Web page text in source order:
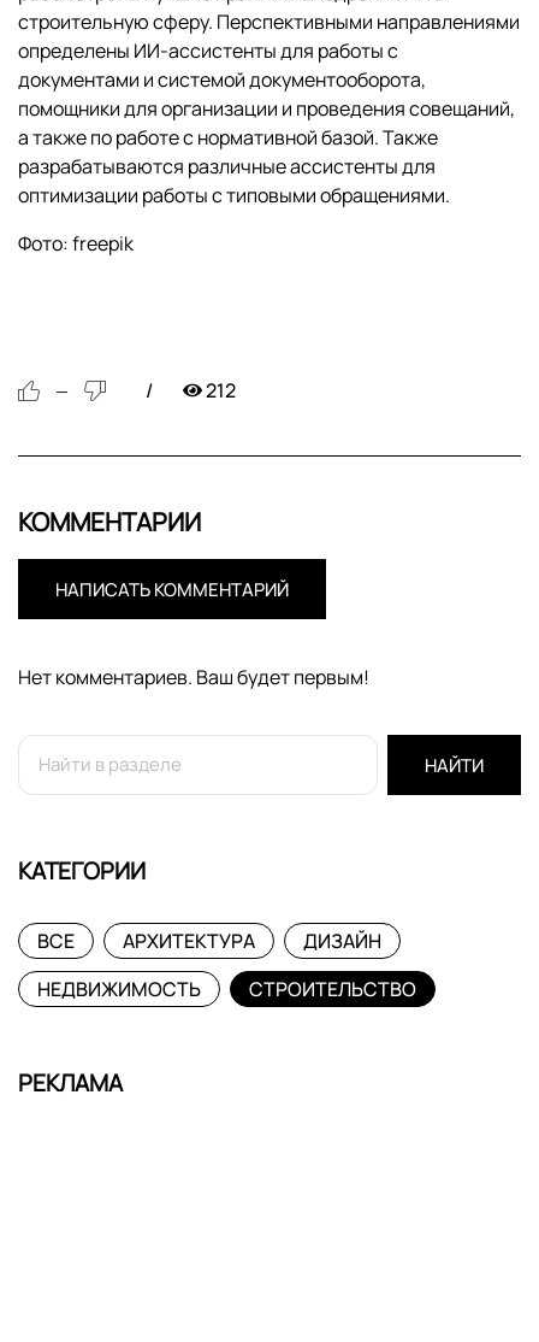
строительную сферу. Перспективными направлениями
определены ИИ-ассистенты для работы с
документами и системой документооборота,
помощники для организации и проведения совещаний,
а также по работе с нормативной базой. Также
разрабатываются различные ассистенты для
оптимизации работы с типовыми обращениями.
Фото: freepik
— 212
КОММЕНТАРИИ
НАПИСАТЬ КОММЕНТАРИЙ
Нет комментариев. Ваш будет первым!
НАЙТИ
КАТЕГОРИИ
ВСЕ АРХИТЕКТУРА
ДИЗАЙН
НЕДВИЖИМОСТЬ
СТРОИТЕЛЬСТВО
РЕКЛАМА